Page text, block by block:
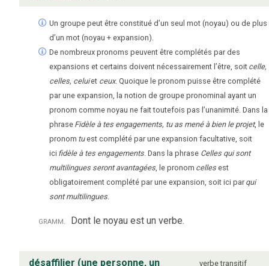
Un groupe peut être constitué d’un seul mot (noyau) ou de plus
d’un mot (noyau + expansion).
De nombreux pronoms peuvent être complétés par des
expansions et certains doivent nécessairement l’être, soit celle,
celles, celuiet ceux. Quoique le pronom puisse être complété
par une expansion, la notion de groupe pronominal ayant un
pronom comme noyau ne fait toutefois pas l’unanimité. Dans la
phrase Fidèle à tes engagements, tu as mené à bien le projet, le
pronom tuest complété par une expansion facultative, soit
ici fidèle à tes engagements . Dans la phrase Celles qui sont
multilingues seront avantagées, le pronom celles est
obligatoirement complété par une expansion, soit ici par qui
sont multilingues.
gramm. Dont le noyau est un verbe.
désaffilier (une personne, un verbe transitif